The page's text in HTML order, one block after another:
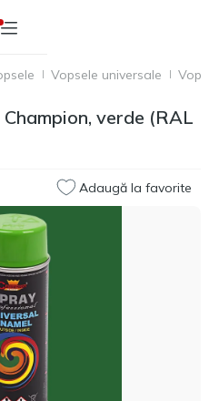
Vopsele universale
verde (RAL
Adaugă la favorite